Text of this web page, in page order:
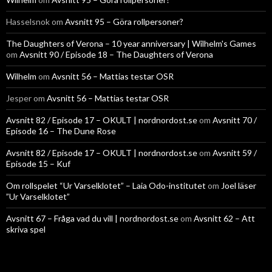
Hasselsnokom Avsnitt 95 – Göra rollpersoner?
The Daughters of Verona – 10 year anniversary | Wilhelm's Games
om Avsnitt 90 / Episode 18 – The Daughters of Verona
Wilhelm om Avsnitt 56 – Mattias testar OSR
Jesperom Avsnitt 56 – Mattias testar OSR
Avsnitt 82 / Episode 17 – OKULT | nordnordost.seom Avsnitt 70 /
Episode 16 – The Dune Rose
Avsnitt 82 / Episode 17 – OKULT | nordnordost.seom Avsnitt 59 /
Episode 15 – Kuf
Om rollspelet “Ur Varselklotet” – Laia Odo-institutet om Joel läser
”Ur Varselklotet”
Avsnitt 67 – Fråga vad du vill | nordnordost.seom Avsnitt 62 – Att
skriva spel